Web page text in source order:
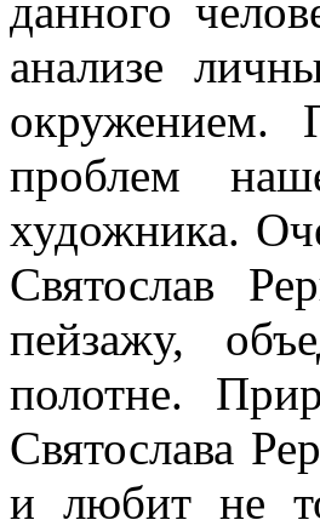
данного
анализе
окружением.
проблем
художника.
Святослав
пейзажу,
полотне.
Святослава
и любит не